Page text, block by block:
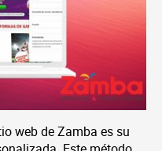
web de Zamba es su